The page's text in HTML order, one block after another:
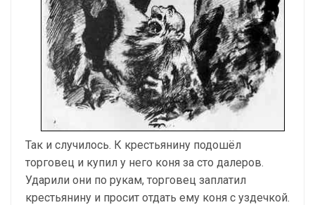
Так и случилось. К крестьянину подошёл
торговец и купил у него коня за сто далеров.
Ударили они по рукам, торговец заплатил
крестьянину и просит отдать ему коня с уздечкой.